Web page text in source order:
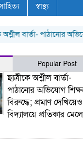
স্বাস্থ্য
পাঠানোর অভিযোগ
Popular Post
ছাত্রীকে অশ্লীল বার্তা-
পাঠানোর অভিযোগ
বিরুদ্ধে; প্রমাণ দেখিয়েও
বিদ্যালয়ে প্রতিকার